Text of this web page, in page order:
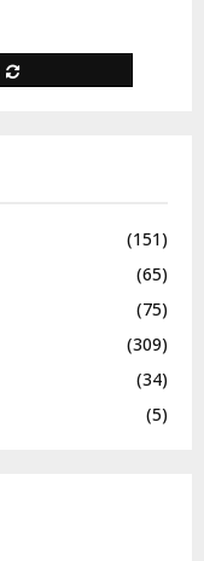
(151)
(65)
(75)
(309)
(34)
(5)